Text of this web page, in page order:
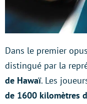
Dans le premier
distingué par la
de Hawaï. Les
de 1600 kilomètres